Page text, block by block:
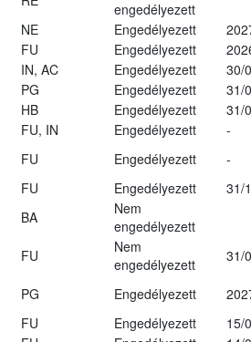
engedélyezett
NE Engedélyezett
FU Engedélyezett
IN, AC Engedélyezett
30/
PG Engedélyezett
31/
HB Engedélyezett
31/
FU, IN Engedélyezett
-
FU Engedélyezett
-
FU Engedélyezett
31/
BA
Nem
engedélyezett
FU
Nem
engedélyezett
31/
PG Engedélyezett
FU Engedélyezett
15/